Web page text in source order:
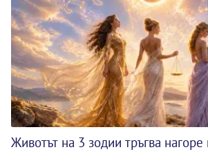
Животът на 3 зодии тръгва нагоре